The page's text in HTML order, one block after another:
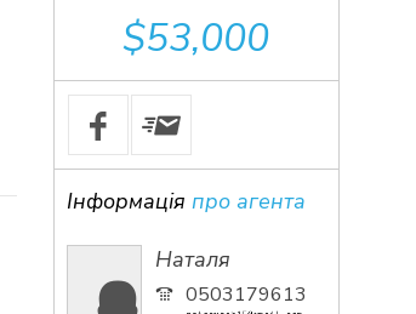
$53,000
Інформація про агента
Наталя
0503179613